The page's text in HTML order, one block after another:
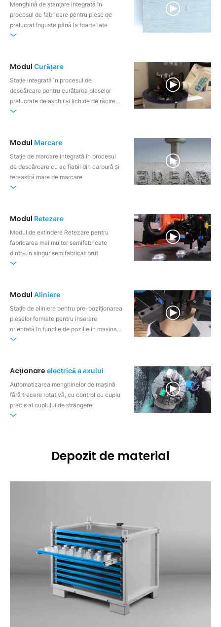
Menghină de ștanțare integrată în
procesul de fabricare pentru piese de
prelucrat înguste până la foarte late
Modul Curățare
Stație integrată în procesul de
descărcare pentru curățarea pieselor
prelucrate de așchii și lichide de răcire-
ungere
Modul Marcare
Stație de marcare integrată în procesul
de descărcare cu ac fiabil din carbură și
fereastră mare de marcare
Modul Retezare
Modul de extindere Retezare pentru
fabricarea mai multor semifabricate
dintr-un singur semifabricat brut
Modul Aliniere
Stație de aliniere pentru pre-poziționarea
pieselor formate pentru inserare
orientată în funcție de poziție în mașina
de prelucrare
Acționare electrică a axului
Automatizarea menghinelor de mașină
fără trecere rotativă, cu control cu cuplu
precis al cuplului de strângere
Depozit de material